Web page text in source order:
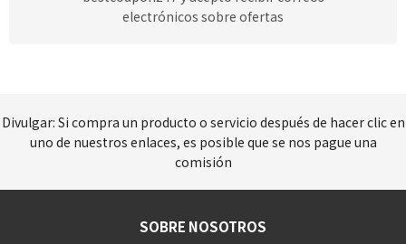
electrónicos sobre ofertas
Divulgar: Si compra un producto o servicio después de hacer clic en
uno de nuestros enlaces, es posible que se nos pague una
comisión
SOBRE NOSOTROS